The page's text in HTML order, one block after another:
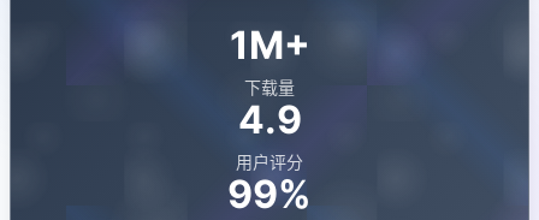
1M+
下载量
4.9
用户评分
99%